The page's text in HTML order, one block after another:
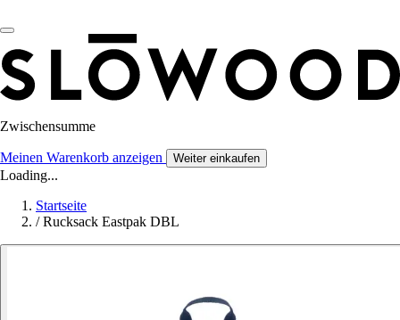
Zwischensumme
Meinen Warenkorb anzeigen Weiter einkaufen
Loading...
Startseite
/ Rucksack Eastpak DBL